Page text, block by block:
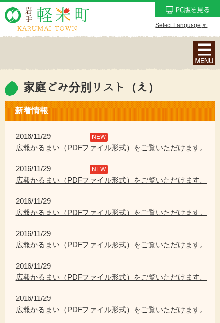
Select Language ▼
ナ
ビ
ョ
ン
ニ
を
家庭ごみ分別リスト（え）
新着情報
2016/11/29 NEW
広報かるまい（PDFファイル形式）をご覧いただけます。
2016/11/29 NEW
広報かるまい（PDFファイル形式）をご覧いただけます。
2016/11/29
広報かるまい（PDFファイル形式）をご覧いただけます。
2016/11/29
広報かるまい（PDFファイル形式）をご覧いただけます。
2016/11/29
広報かるまい（PDFファイル形式）をご覧いただけます。
2016/11/29
広報かるまい（PDFファイル形式）をご覧いただけます。